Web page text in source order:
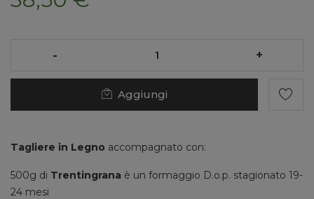
- +
Aggiungi
Tagliere in Legno accompagnato con:
500g di Trentingrana è un formaggio D.o.p. stagionato 19-
24 mesi